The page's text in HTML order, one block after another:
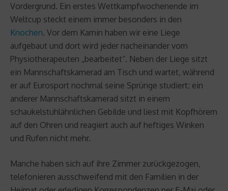
Vordergrund. Ein erstes Wettkampfwochenende im
Weltcup steckt einem immer besonders in den
Knochen. Vor dem Kamin haben wir eine Liege
aufgebaut und dort wird jeder nacheinander vom
Physiotherapeuten „bearbeitet“. Neben der Liege sitzt
ein Mannschaftskamerad am Tisch und wartet, während
er auf Eurosport nochmal seine Sprünge studiert; ein
anderer Mannschaftskamerad sitzt in einem
schaukelstuhlähnlichen Gebilde und liest mit Kopfhörern
auf den Ohren und reagiert auch auf heftiges Winken
und Rufen nicht mehr.
Manche haben sich auf ihre Zimmer zurückgezogen,
telefonieren ausschweifend mit den Familien in der